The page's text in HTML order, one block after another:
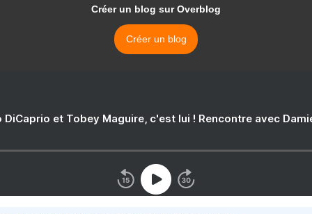
Créer un blog sur Overblog
Créer un blog
DiCaprio et Tobey Maguire, c'est lui ! Rencontre avec